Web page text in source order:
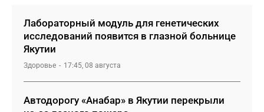
Лабораторный модуль для генетических
исследований появится в глазной больнице
Якутии
Здоровье 17:45, 08 августа
Автодорогу «Анабар» в Якутии перекрыли